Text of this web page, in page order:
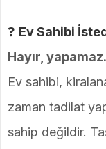
❓ Ev Sahibi
Hayır, yapamaz.
Ev sahibi,
zaman tadilat
sahip değildir.